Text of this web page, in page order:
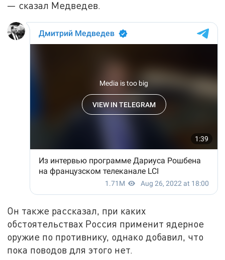
— сказал Медведев.
Он также рассказал, при каких
обстоятельствах Россия применит ядерное
оружие по противнику, однако добавил, что
пока поводов для этого нет.